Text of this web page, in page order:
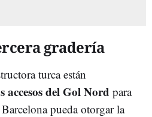
gradería
turca están
del Gol Nord para
pueda otorgar la